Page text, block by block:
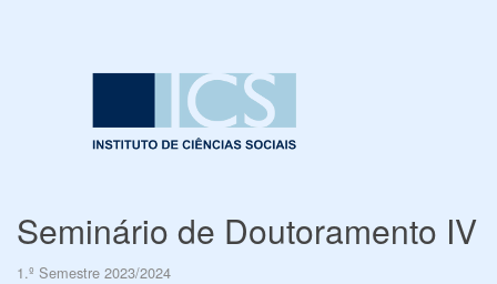
Seminário de Doutoramento IV
1.º Semestre 2023/2024